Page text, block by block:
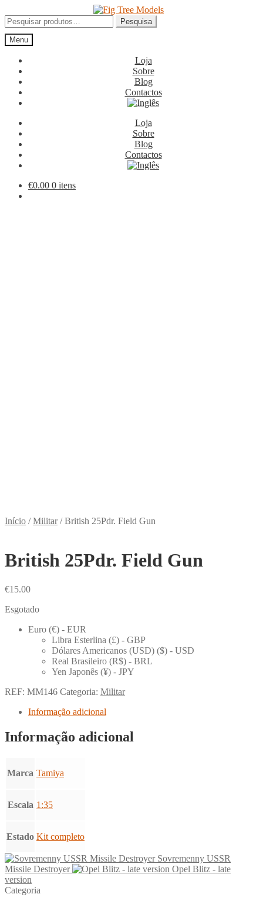
para
a
navegação
para
o
conteúdo
Pesquisar
por:
Pesquisa
Menu
Loja
Sobre
Blog
Contactos
Loja
Sobre
Blog
Contactos
€0.00 0 itens
Início /Militar/British 25Pdr. Field Gun
British 25Pdr. Field Gun
€15.00
Esgotado
Euro (€) - EUR
Libra Esterlina (£) - GBP
Dólares Americanos (USD) ($) - USD
Real Brasileiro (R$) - BRL
Yen Japonês (¥) - JPY
REF: MM146 Categoria: Militar
Informação adicional
Informação adicional
Marca Tamiya
Escala 1:35
Estado Kit completo
Sovremenny USSR
Missile Destroyer
Opel Blitz - late
version
Categoria